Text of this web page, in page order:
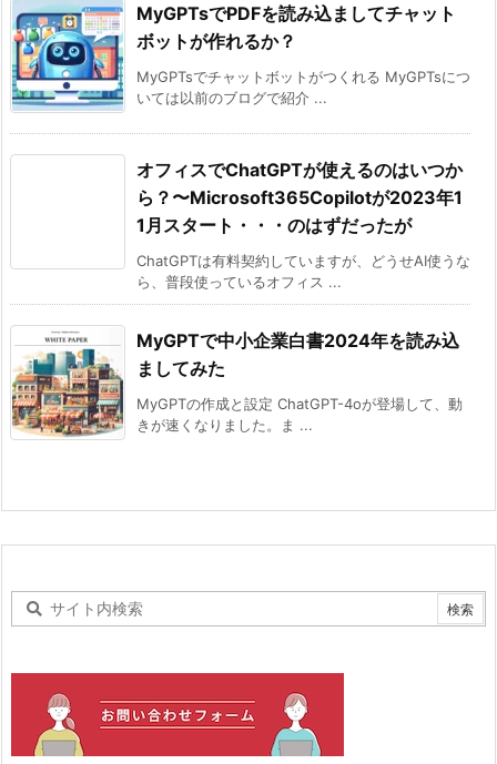
MyGPTsでPDFを読み込ましてチャット
ボットが作れるか？
MyGPTsでチャットボットがつくれる MyGPTsにつ
いては以前のブログで紹介 ...
オフィスでChatGPTが使えるのはいつか
ら？〜Microsoft365Copilotが2023年1
1月スタート・・・のはずだったが
ChatGPTは有料契約していますが、どうせAI使うな
ら、普段使っているオフィス ...
MyGPTで中小企業白書2024年を読み込
ましてみた
MyGPTの作成と設定 ChatGPT-4oが登場して、動
きが速くなりました。ま ...